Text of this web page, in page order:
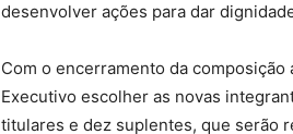
desenvolver ações para dar
Com o encerramento da
Executivo escolher as novas
titulares e dez suplentes, que serão